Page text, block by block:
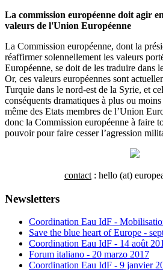
La commission européenne doit agir
valeurs de l'Union Européenne
La Commission européenne, dont la
réaffirmer solennellement les valeurs
Européenne, se doit de les traduire dans
Or, ces valeurs européennes sont
Turquie dans le nord-est de la Syrie, et
conséquents dramatiques à plus ou
même des Etats membres de l’Union
donc la Commission européenne à faire
pouvoir pour faire cesser l’agression
contact : hello (at)
Newsletters
Coordination Eau IdF -
Save the blue heart of Europe -
Coordination Eau IdF - 14 août
Forum italiano - 20 marzo 2017
Coordination Eau IdF - 9 janvier